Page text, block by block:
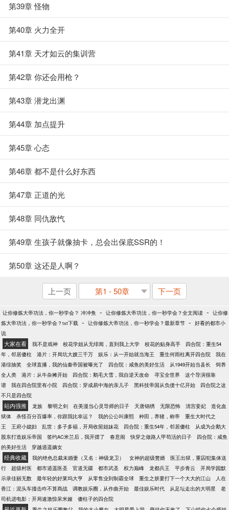
第39章 怪物
第40章 火力全开
第41章 天才如云的集训营
第42章 你还会用枪？
第43章 潜龙出渊
第44章 加点提升
第45章 心态
第46章 都不是什么好东西
第47章 正道的光
第48章 同仇敌忾
第49章 生孩子就像抽卡，总会出保底SSR的！
第50章 这还是人啊？
上一页 第1 - 50章 下一页
让你修炼大帝功法，你一秒学会？ 冲冲鱼 - 让你修炼大帝功法，你一秒学会？全文阅读 - 让你修
炼大帝功法，你一秒学会？txt下载 - 让你修炼大帝功法，你一秒学会？最新章节 - 好看的都市小
说
大家在看 我不是戏神 校花学姐从无绯闻，直到我上大学 校花的贴身高手
四合院：重生54
年，邻居傻柱
港片：开局坑大嫂三千万 娱乐：从一开始就当海王 重生何雨柱离开四合院
我在
港综抽奖
全球直播，我的仙秦帝国被曝光了 四合院：咸鱼的美好生活 从1949开始当县长
饲养
全人类
港片：从牛杂摊开始 四合院：鹅毛大雪，我自逆天改命 寻宝全世界
这个导演很靠
谱
我在四合院里有小院 四合院：穿成易中海的亲儿子 黑科技帝国从负债十亿开始
四合院之这
不只是四合院
站内强推 龙族 黎明之剑 在美漫当心灵导师的日子 天唐锦绣 无限恐怖 清宫妾妃
造化血
狱体
杀怪百分百爆率，你跟我比幸运？ 我的公公叫康熙 种田，养猪，称帝
重生大时代之
王
王府小媳妇 乱世：多子多福，开局收留姐妹花 四合院：重生54年，邻居傻柱
从成为企鹅大
股东打造娱乐帝国
签约AC米兰后，我开摆了 春意闹 快穿之做路人甲苟活的日子
四合院：咸鱼
的美好生活
穿越逍遥嫡女
经典收藏 我的绝色总裁未婚妻（又名：神级龙卫） 女神的超级赘婿
医王出狱，重囚犯集体送
行
超级村医 都市逍遥医圣 官道无疆 都市武圣 权力巅峰 龙都兵王 平步青云
开局学园默
示录佳丽无数
最年轻的好莱坞大亨 从零售业到制霸全球 重生之朕要打下一个大大的江山
人在
香江：泥头车撞击咋不算商战
调教娱乐圈，从作曲开始 最佳娱乐时代 从足坛走出的大明星
老
司机进电影：开局速激惊呆米娅
傻柱子的四合院